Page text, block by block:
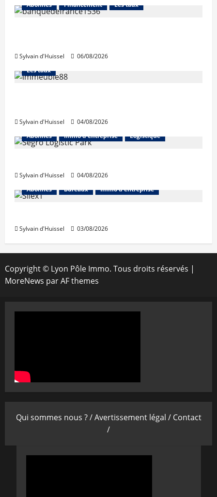
Abonnés Financement Les taux
Sylvain d'Huissel 06/08/2026
Abonnés Financement
Les taux
Sylvain d'Huissel
04/08/2026
Abonnés
Immo d'entreprise Logistique
Sylvain d'Huissel
04/08/2026
Abonnés
Bureaux Immo d'entreprise
Sylvain d'Huissel 03/08/2026
Copyright © Lyon Pôle Immo. Tous droits réservés |
MoreNews par AF themes
Qui sommes nous ? /Avertissement légal / Contact
/